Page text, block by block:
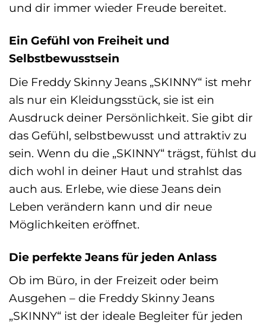
und dir immer wieder Freude bereitet.
Ein Gefühl von Freiheit und
Selbstbewusstsein
Die Freddy Skinny Jeans „SKINNY“ ist mehr
als nur ein Kleidungsstück, sie ist ein
Ausdruck deiner Persönlichkeit. Sie gibt dir
das Gefühl, selbstbewusst und attraktiv zu
sein. Wenn du die „SKINNY“ trägst, fühlst du
dich wohl in deiner Haut und strahlst das
auch aus. Erlebe, wie diese Jeans dein
Leben verändern kann und dir neue
Möglichkeiten eröffnet.
Die perfekte Jeans für jeden Anlass
Ob im Büro, in der Freizeit oder beim
Ausgehen – die Freddy Skinny Jeans
„SKINNY“ ist der ideale Begleiter für jeden